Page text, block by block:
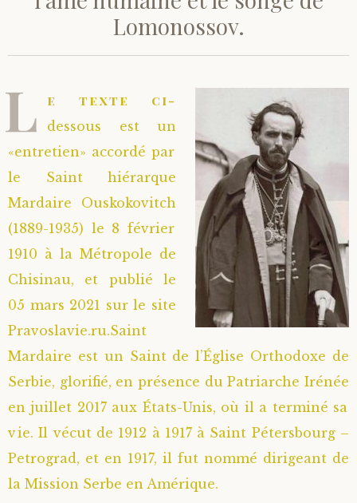
Saint Hilarion (Troïtski)
Saint Laurent de Tchernigov
Saint Nikon d’Optina
Saint Seraphim de Sarov
Saint Seraphim de Vyritsa
Saint Serge de Radonège
Saint Siméon (Jelnine)
Saint Sophrony l’Athonite
Sainte Xenia
Sainte Matrone de Moscou
Saint Spyridon
Métropolite Zénobe (Majouga)
Archimandrite Adrien (Kirsanov)
Archimandrite Andronique (Loukach)
Archimandrite Athénogène (Agapov)
Higoumène Boris (Kramtsov)
Bienheureuses et Staritsas
Bienheureuse Lioubouchka
Bienheureuse Maria Ivanovna
Staritsa Marie Makovkine
Natalia de Vyritsa
Staritsa Anastasia
Geronda Grigorios de Dochiariou
Archimandrite Hippolyte (Khaline)
Archimandrite Lazare (Abachidzé)
Geronda Arsenios le Spiléote
Gerondissa Makrina (Vassopoulou)
Portraits
Lomonossov.
L e texte ci-
dessous est un
«entretien» accordé par
le Saint hiérarque
Mardaire Ouskokovitch
(1889-1935) le 8 février
1910 à la Métropole de
Chisinau, et publié le
05 mars 2021 sur le site
Pravoslavie.ru.Saint
Mardaire est un Saint de l’Église Orthodoxe de
Serbie, glorifié, en présence du Patriarche Irénée
en juillet 2017 aux États-Unis, où il a terminé sa
vie. Il vécut de 1912 à 1917 à Saint Pétersbourg –
Petrograd, et en 1917, il fut nommé dirigeant de
la Mission Serbe en Amérique.